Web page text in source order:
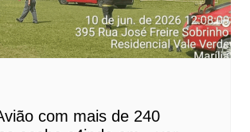
com mais de 240